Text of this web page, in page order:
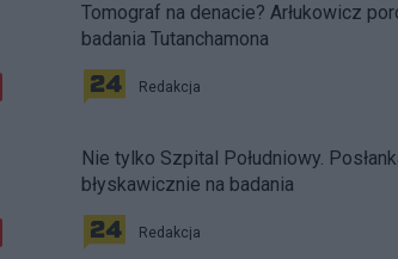
Tomograf na denacie? Arłukowicz
badania Tutanchamona
Redakcja
Nie tylko Szpital Południowy.
błyskawicznie na badania
Redakcja